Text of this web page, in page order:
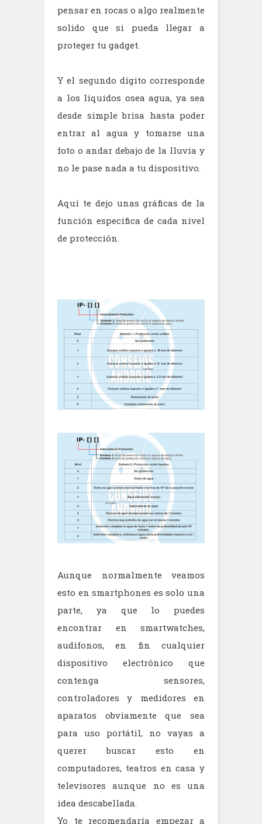
pensar en rocas o algo realmente
solido que si pueda llegar a
proteger tu gadget.
Y el segundo dígito corresponde
a los líquidos osea agua, ya sea
desde simple brisa hasta poder
entrar al agua y tomarse una
foto o andar debajo de la lluvia y
no le pase nada a tu dispositivo.
Aquí te dejo unas gráficas de la
función especifica de cada nivel
de protección.
Aunque normalmente veamos
esto en smartphones es solo una
parte, ya que lo puedes
encontrar en smartwatches,
audífonos, en fin cualquier
dispositivo electrónico que
contenga sensores,
controladores y medidores en
aparatos obviamente que sea
para uso portátil, no vayas a
querer buscar esto en
computadores, teatros en casa y
televisores aunque no es una
idea descabellada.
Yo te recomendaría empezar a